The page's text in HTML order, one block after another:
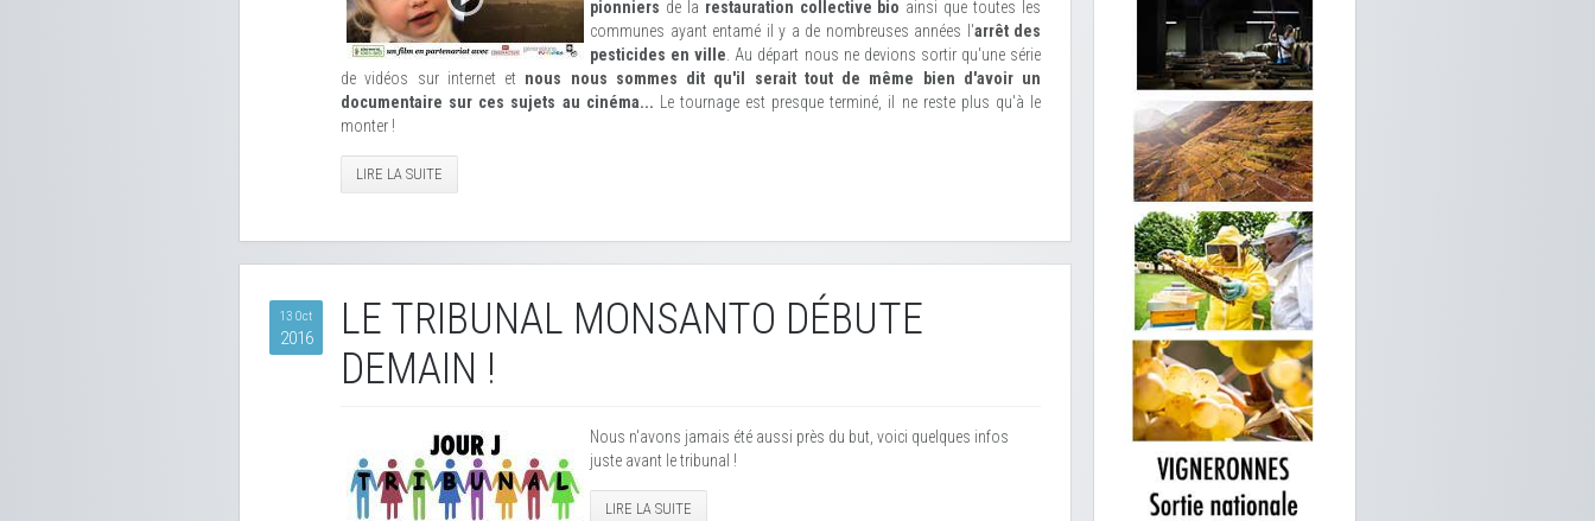
pionniers de la restauration collective bio ainsi que toutes les
communes ayant entamé il y a de nombreuses années l'arrêt des
pesticides en ville . Au départ nous ne devions sortir qu'une série
de vidéos sur internet et nous nous sommes dit qu'il serait tout de même bien d'avoir un
documentaire sur ces sujets au cinéma... Le tournage est presque terminé, il ne reste plus qu'à le
monter !
LIRE LA SUITE
13 Oct
2016
LE TRIBUNAL MONSANTO DÉBUTE
DEMAIN !
Nous n'avons jamais été aussi près du but, voici quelques infos
juste avant le tribunal !
LIRE LA SUITE